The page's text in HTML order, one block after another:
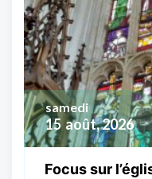
15 août, 2026
samedi
Focus sur